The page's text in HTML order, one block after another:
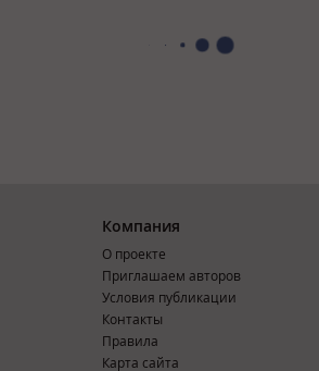
Компания
О проекте
Приглашаем авторов
Условия публикации
Контакты
Правила
Карта сайта